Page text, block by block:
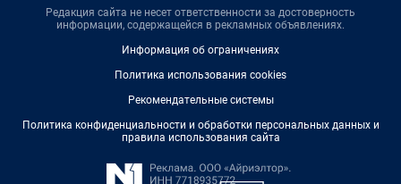
Редакция сайта не несет ответственности за достоверность
информации, содержащейся в рекламных объявлениях.
Информация об ограничениях
Политика использования cookies
Рекомендательные системы
Политика конфиденциальности и обработки персональных данных и
правила использования сайта